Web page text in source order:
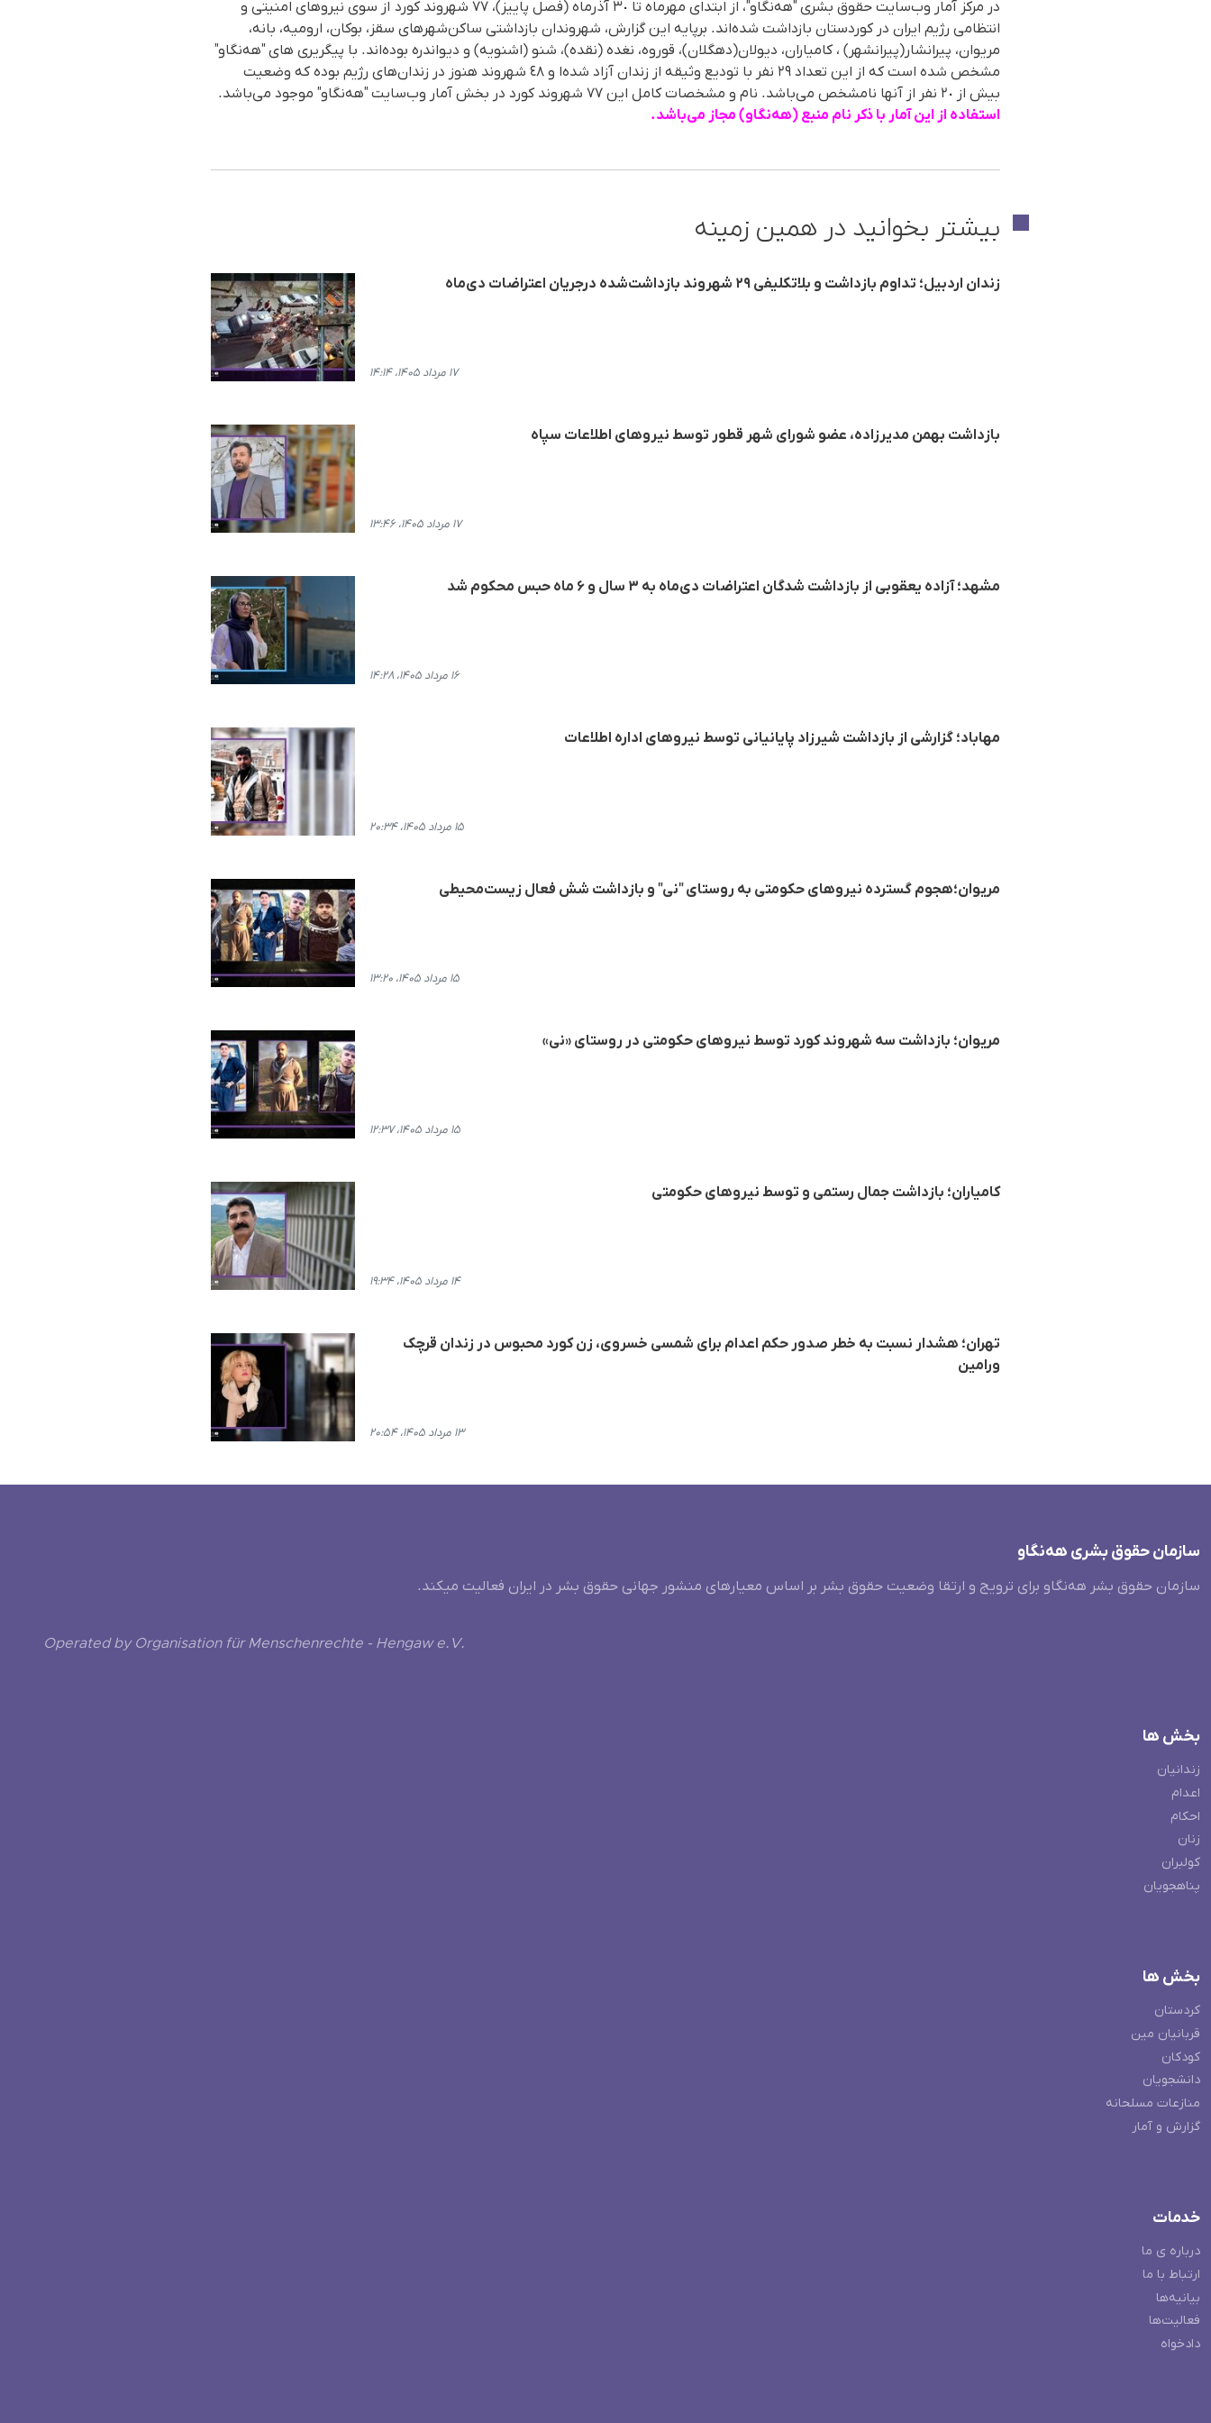
در مرکز آمار وب‌سایت حقوق بشری "هەنگاو"، از ابتدای مهرماه تا ٣٠ آذرماه (فصل پاییز)، ٧٧ شهروند کورد از سوی نیروهای امنیتی و
انتظامی رژیم ایران در کوردستان بازداشت شدەاند. برپایە این گزارش، شهروندان بازداشتی ساکن‌شهرهای سقز، بوکان، ارومیە، بانە،
مریوان، پیرانشار(پیرانشهر) ، کامیاران، دیولان(دهگلان)، قوروە، نغدە (نقدە)، شنو (اشنویە) و دیواندرە بودەاند. با پیگریری های "هەنگاو"
مشخص شدە است کە از این تعداد ٢٩ نفر با تودیع وثیقە از زندان آزاد شدەا و ٤٨ شهروند هنوز در زندان‌های رژیم بودە کە وضعیت
بیش از ٢٠ نفر از آنها نامشخص می‌باشد. نام و مشخصات کامل این ٧٧ شهروند کورد در بخش آمار وب‌سایت "هەنگاو" موجود می‌باشد.
استفادە از این آمار با ذکر نام منبع (هەنگاو) مجاز می‌باشد.
بیشتر بخوانید در همین زمینه
زندان اردبیل؛ تداوم بازداشت و بلاتکلیفی ۲۹ شهروند بازداشت‌شده درجریان اعتراضات دی‌ماه
۱۷ مرداد ۱۴۰۵، ۱۴:۱۴
بازداشت بهمن مدیرزاده، عضو شورای شهر قطور توسط نیروهای اطلاعات سپاه
۱۷ مرداد ۱۴۰۵، ۱۳:۴۶
مشهد؛ آزاده یعقوبی از بازداشت شدگان اعتراضات دی‌ماه به ۳ سال و ۶ ماه حبس محکوم شد
۱۶ مرداد ۱۴۰۵، ۱۴:۲۸
مهاباد؛ گزارشی از بازداشت شیرزاد پایانیانی توسط نیروهای اداره اطلاعات
۱۵ مرداد ۱۴۰۵، ۲۰:۳۴
مریوان؛هجوم گسترده نیروهای حکومتی به روستای "نی" و بازداشت شش فعال زیست‌محیطی
۱۵ مرداد ۱۴۰۵، ۱۳:۲۰
مریوان؛ بازداشت سه شهروند کورد توسط نیروهای حکومتی در روستای «نی»
۱۵ مرداد ۱۴۰۵، ۱۲:۳۷
کامیاران؛ بازداشت جمال رستمی و توسط نیروهای حکومتی
۱۴ مرداد ۱۴۰۵، ۱۹:۳۴
تهران؛ هشدار نسبت به خطر صدور حکم اعدام برای شمسی خسروی، زن کورد محبوس در زندان قرچک
ورامین
۱۳ مرداد ۱۴۰۵، ۲۰:۵۴
سازمان حقوق بشری هەنگاو
سازمان حقوق بشر هه‌نگاو برای ترویج و ارتقا وضعیت حقوق بشر بر اساس معیارهای منشور جهانی حقوق بشر در ایران فعالیت میکند.
Operated by Organisation für Menschenrechte - Hengaw e.V.
بخش ها
زندانیان
اعدام
احکام
زنان
کولبران
پناهجویان
بخش ها
کردستان
قربانیان مین
کودکان
دانشجویان
منازعات مسلحانه
گزارش و آمار
خدمات
درباره ی ما
ارتباط با ما
بیانیه‌ها
فعالیت‌ها
دادخواه